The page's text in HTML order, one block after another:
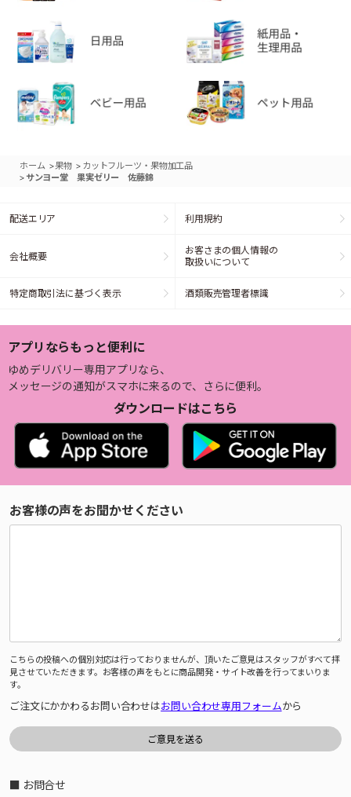
ホーム >果物 > カットフルーツ・果物加工品
> サンヨー堂 果実ゼリー 佐藤錦
配送エリア 利用規約
会社概要
お客さまの個人情報の
取扱いについて
特定商取引法に基づく表示 酒類販売管理者標識
アプリならもっと便利に
ゆめデリバリー専用アプリなら、
メッセージの通知がスマホに来るので、さらに便利。
ダウンロードはこちら
お客様の声をお聞かせください
こちらの投稿への個別対応は行っておりませんが、頂いたご意見はスタッフがすべて拝
見させていただきます。お客様の声をもとに商品開発・サイト改善を行ってまいりま
す。
ご注文にかかわるお問い合わせはお問い合わせ専用フォームから
■ お問合せ